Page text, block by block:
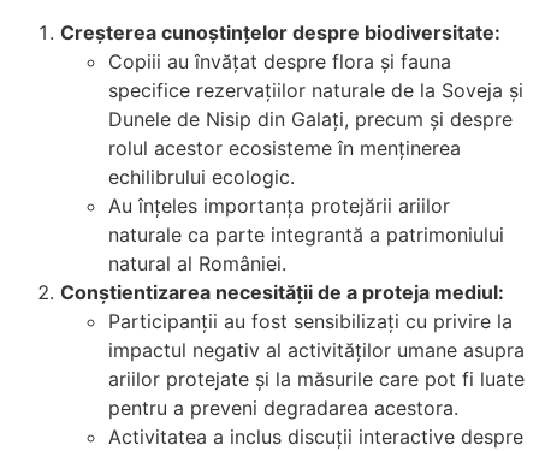
Creșterea cunoștințelor despre biodiversitate:
Copiii au învățat despre flora și fauna
specifice rezervațiilor naturale de la Soveja și
Dunele de Nisip din Galați, precum și despre
rolul acestor ecosisteme în menținerea
echilibrului ecologic.
Au înțeles importanța protejării ariilor
naturale ca parte integrantă a patrimoniului
natural al României.
Conștientizarea necesității de a proteja mediul:
Participanții au fost sensibilizați cu privire la
impactul negativ al activităților umane asupra
ariilor protejate și la măsurile care pot fi luate
pentru a preveni degradarea acestora.
Activitatea a inclus discuții interactive despre